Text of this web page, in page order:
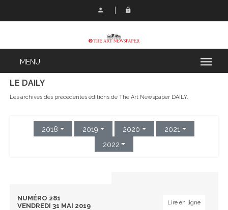
LE DAILY
Les archives des précédentes éditions de The Art Newspaper DAILY.
2018 2019 2020
2021
2022
NUMÉRO 281
VENDREDI 31 MAI 2019
Lire en ligne